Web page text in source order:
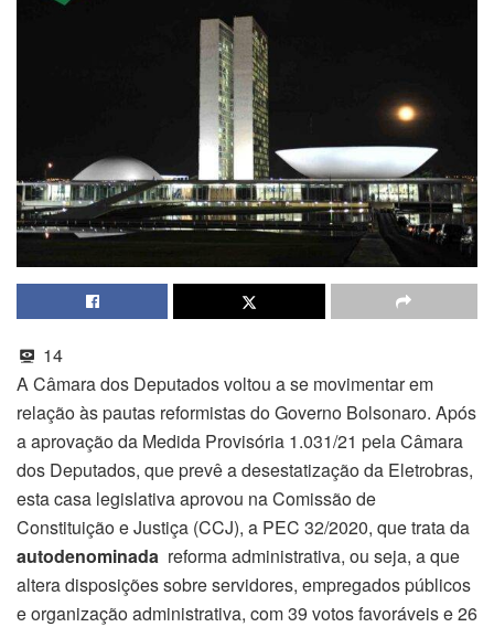
14
A Câmara dos Deputados voltou a se movimentar em
relação às pautas reformistas do Governo Bolsonaro. Após
a aprovação da Medida Provisória 1.031/21 pela Câmara
dos Deputados, que prevê a desestatização da Eletrobras,
esta casa legislativa aprovou na Comissão de
Constituição e Justiça (CCJ), a PEC 32/2020, que trata da
autodenominada reforma administrativa, ou seja, a que
altera disposições sobre servidores, empregados públicos
e organização administrativa, com 39 votos favoráveis e 26